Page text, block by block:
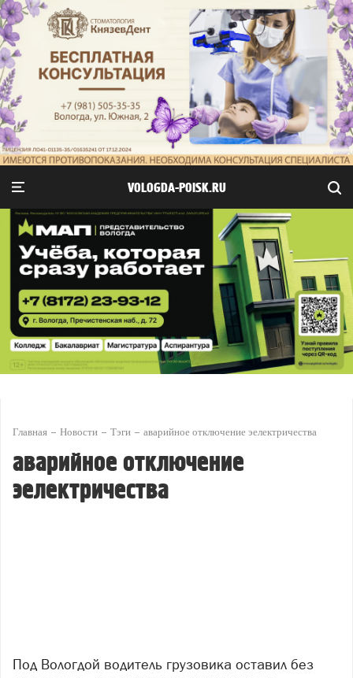
VOLOGDA-POISK.RU
Главная Новости Тэги аварийное отключение эелектричества
аварийное отключение
эелектричества
Под Вологдой водитель грузовика оставил без